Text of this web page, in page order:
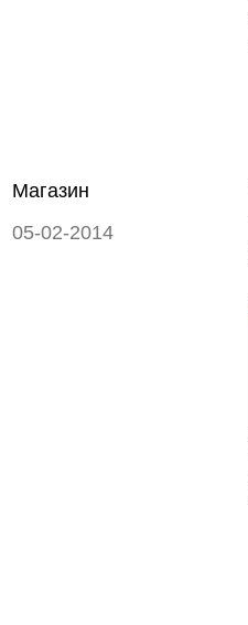
Магазин
05-02-2014